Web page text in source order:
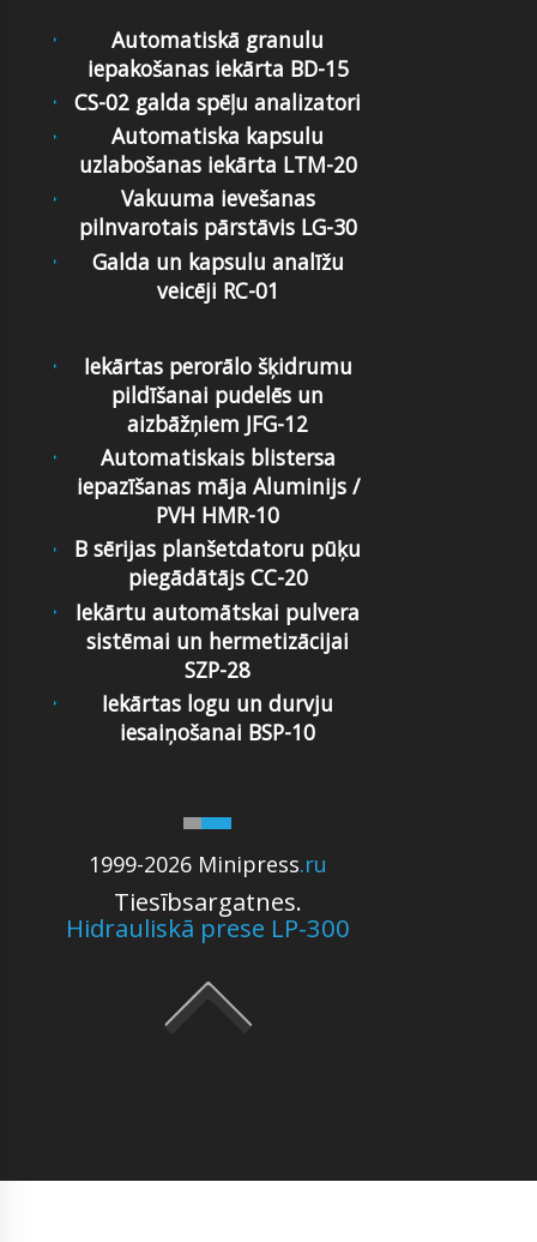
Automatiskā granulu
iepakošanas iekārta BD-15
CS-02 galda spēļu analizatori
Automatiska kapsulu
uzlabošanas iekārta LTM-20
Vakuuma ievešanas
pilnvarotais pārstāvis LG-30
Galda un kapsulu analīžu
veicēji RC-01
1999-2026 Minipress.ru
Tiesībsargatnes.
Hidrauliskā prese LP-300
Iekārtas perorālo šķidrumu
pildīšanai pudelēs un
aizbāžņiem JFG-12
Automatiskais blistersa
iepazīšanas māja Aluminijs /
PVH HMR-10
B sērijas planšetdatoru pūķu
piegādātājs CC-20
Iekārtu automātskai pulvera
sistēmai un hermetizācijai
SZP-28
Iekārtas logu un durvju
iesaiņošanai BSP-10